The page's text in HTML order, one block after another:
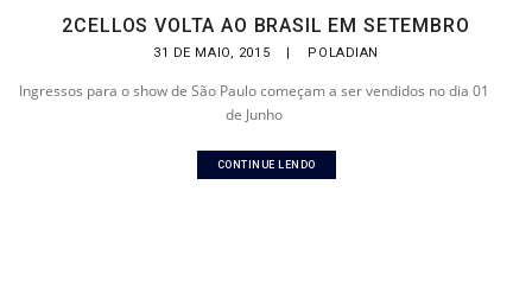
2CELLOS VOLTA AO BRASIL EM SETEMBRO
31 DE MAIO, 2015 | POLADIAN
Ingressos para o show de São Paulo começam a ser vendidos no dia 01
de Junho
CONTINUE LENDO